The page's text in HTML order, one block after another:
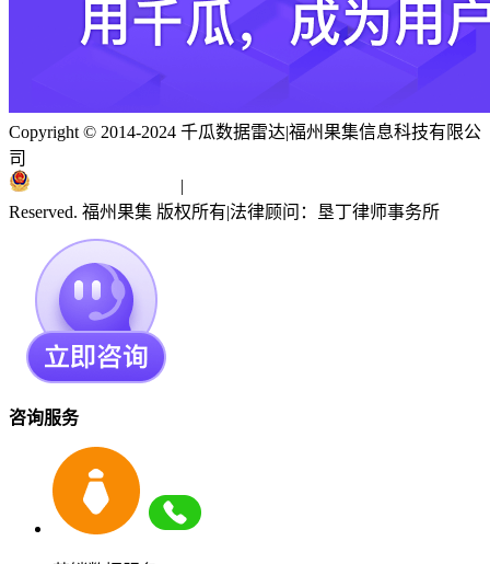
Copyright © 2014-2024 千瓜数据雷达|福州果集信息科技有限公
司
|
Reserved. 福州果集 版权所有|法律顾问：垦丁律师事务所
咨询服务